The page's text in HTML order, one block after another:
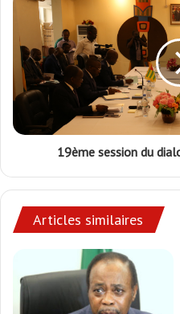
19ème session du
Articles similaires